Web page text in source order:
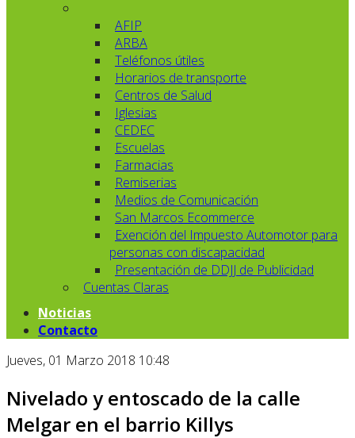
AFIP
ARBA
Teléfonos útiles
Horarios de transporte
Centros de Salud
Iglesias
CEDEC
Escuelas
Farmacias
Remiserias
Medios de Comunicación
San Marcos Ecommerce
Exención del Impuesto Automotor para
personas con discapacidad
Presentación de DDJJ de Publicidad
Cuentas Claras
Noticias
Contacto
Jueves, 01 Marzo 2018 10:48
Nivelado y entoscado de la calle
Melgar en el barrio Killys